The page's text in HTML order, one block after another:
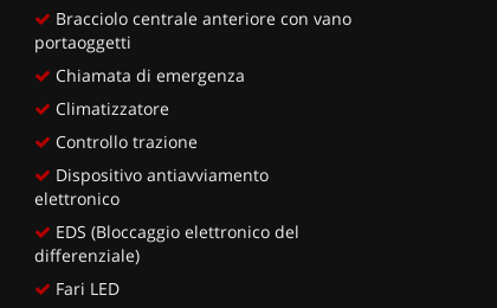
Bracciolo centrale anteriore con vano
portaoggetti
Chiamata di emergenza
Climatizzatore
Controllo trazione
Dispositivo antiavviamento
elettronico
EDS (Bloccaggio elettronico del
differenziale)
Fari LED